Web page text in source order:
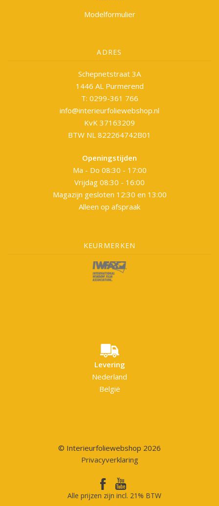
Modelformulier
ADRES
Schepnetstraat 3A
1446 AL Purmerend
T: 0299-361 766
info@interieurfoliewebshop.nl
KvK 37163209
BTW NL 822264742B01
Openingstijden
Ma - Do 08:30 - 17:00
Vrijdag 08:30 - 16:00
Magazijn gesloten 12:30 en 13:00
Alleen op afspraak
KEURMERKEN
Levering
Nederland
België
© Interieurfoliewebshop 2026
Privacyverklaring
Alle prijzen zijn incl. 21% BTW